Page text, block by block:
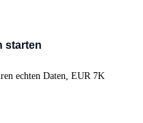
starten
echten Daten, EUR 7K